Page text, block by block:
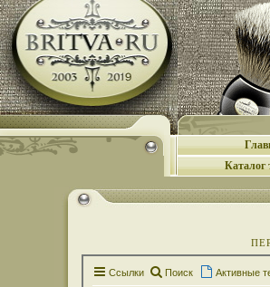
Каталог
Ссылки Поиск Активные